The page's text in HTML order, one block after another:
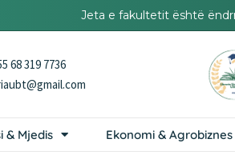
Jeta e fakultetit është
68 319 7736
& Mjedis Ekonomi & Agrobiznes